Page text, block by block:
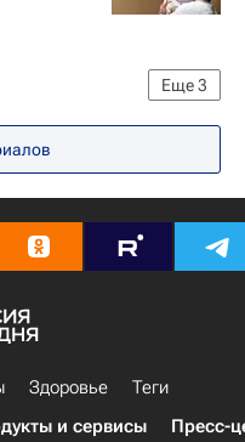
Еще3
Здоровье
Теги
и сервисы Пресс-